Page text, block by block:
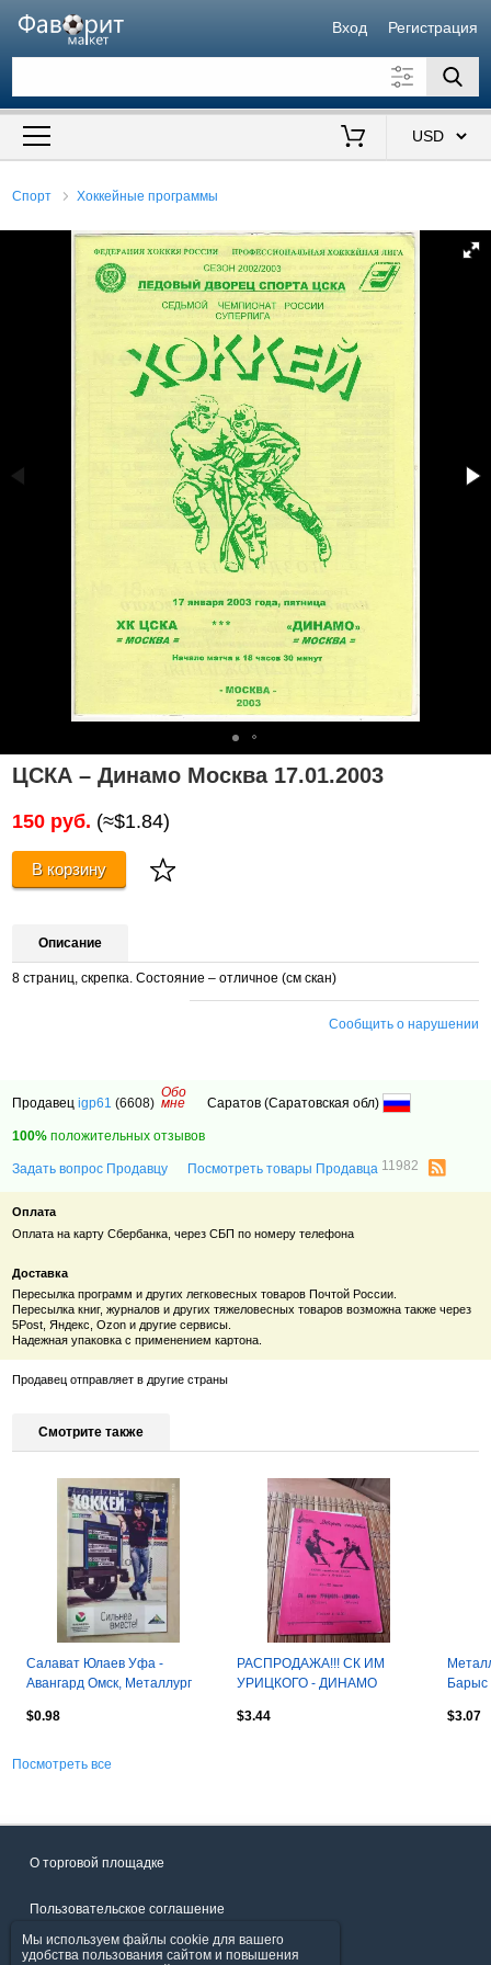
Вход Регистрация
Искать также в описании
Спорт Хоккейные программы
ЦСКА – Динамо Москва 17.01.2003
150 руб. (≈$1.84)
В корзину
Описание
8 страниц, скрепка. Состояние – отличное (см скан)
Сообщить о нарушении
Продавецigp61 (6608)
Обо
мне Саратов (Саратовская обл)
100% положительных отзывов
Задать вопрос Продавцу Посмотреть товары Продавца 11982
Оплата
Оплата на карту Сбербанка, через СБП по номеру телефона
Доставка
Пересылка программ и других легковесных товаров Почтой России.
Пересылка книг, журналов и других тяжеловесных товаров возможна также через
5Post, Яндекс,Ozon и другие сервисы.
Надежная упаковка с применением картона.
Продавец отправляет в другие страны
Смотрите также
Салават Юлаев Уфа -
Авангард Омск, Металлург
Новосибирс 2016
$0.98
РАСПРОДАЖА!!! СК ИМ
УРИЦКОГО - ДИНАМО
$3.44
Барыс
2016
$3.07
Посмотреть все
О торговой площадке
Пользовательское соглашение
Политика конфиденциальности
Мы используем файлы cookie для вашего
удобства пользования сайтом и повышения